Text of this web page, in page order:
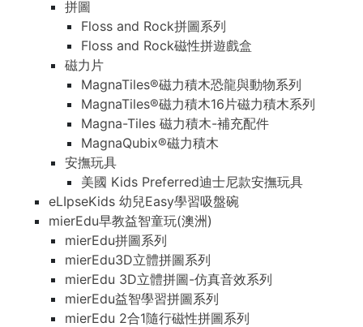
拼圖
Floss and Rock拼圖系列
Floss and Rock磁性拼遊戲盒
磁力片
MagnaTiles®磁力積木恐龍與動物系列
MagnaTiles®磁力積木16片磁力積木系列
Magna-Tiles 磁力積木-補充配件
MagnaQubix®磁力積木
安撫玩具
美國 Kids Preferred迪士尼款安撫玩具
eLIpseKids 幼兒Easy學習吸盤碗
mierEdu早教益智童玩(澳洲)
mierEdu拼圖系列
mierEdu3D立體拼圖系列
mierEdu 3D立體拼圖-仿真音效系列
mierEdu益智學習拼圖系列
mierEdu 2合1隨行磁性拼圖系列